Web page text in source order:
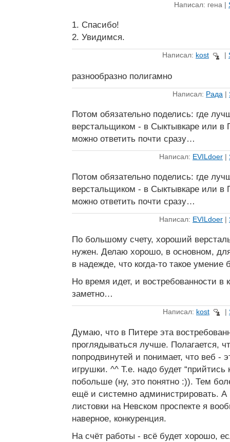
Написал: гена |
1. Спасибо!
2. Увидимся.
Написал: kost |
разнообразно полигамно
Написал: Рада |
Потом обязательно поделись: где
верстальщиком - в Сыктывкаре или в
можно ответить почти сразу…
Написал: EVILdoer |
Потом обязательно поделись: где
верстальщиком - в Сыктывкаре или в
можно ответить почти сразу…
Написал: EVILdoer |
По большому счету, хороший
нужен. Делаю хорошо, в основном,
в надежде, что когда-то такое умение
Но время идет, и востребованности в
заметно…
Написал: kost |
Думаю, что в Питере эта
проглядываться лучше. Полагается,
попродвинутей и понимает, что веб -
игрушки. ^^ Т.е. надо будет “прийтись
побольше (ну, это понятно :)). Тем
ещё и системно администрировать. А
листовки на Невском проспекте я
наверное, конкуренция.
На счёт работы - всё будет хорошо,